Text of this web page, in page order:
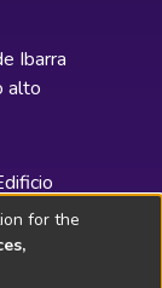
Ibarra
alto
for the